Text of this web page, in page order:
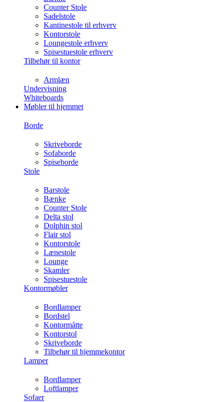
Counter Stole
Sadelstole
Kantinestole til erhverv
Kontorstole
Loungestole erhverv
Spisestuestole erhverv
Tilbehør til kontor
Armlæn
Undervisning
Whiteboards
Møbler til hjemmet
Borde
Skriveborde
Sofaborde
Spiseborde
Stole
Barstole
Bænke
Counter Stole
Delta stol
Dolphin stol
Flair stol
Kontorstole
Lænestole
Lounge
Skamler
Spisestuestole
Kontormøbler
Bordlamper
Bordstel
Kontormåtte
Kontorstol
Skriveborde
Tilbehør til hjemmekontor
Lamper
Bordlamper
Loftlamper
Sofaer